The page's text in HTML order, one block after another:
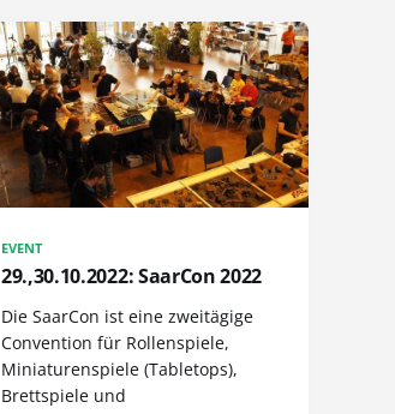
EVENT
29.,30.10.2022: SaarCon 2022
Die SaarCon ist eine zweitägige
Convention für Rollenspiele,
Miniaturenspiele (Tabletops),
Brettspiele und